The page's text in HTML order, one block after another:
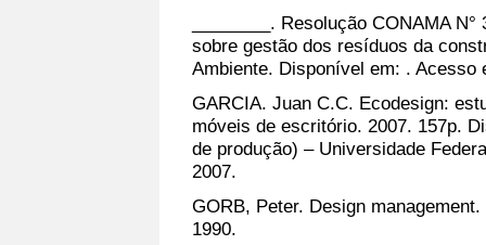
________. Resolução CONAMA
sobre gestão dos resíduos da
Ambiente. Disponível em: . Acesso
GARCIA. Juan C.C. Ecodesign:
móveis de escritório. 2007. 157p.
de produção) – Universidade
2007.
GORB, Peter. Design
1990.